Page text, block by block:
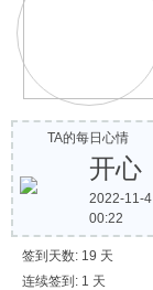
TA的每日心情
开心
2022-11-4
00:22
签到天数: 19 天
连续签到: 1 天